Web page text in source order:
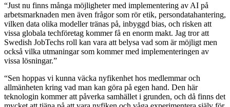
“Just nu finns många möjligheter med implementering av AI på
arbetsmarknaden men även frågor som rör etik, persondatahantering,
vilken data olika modeller tränas på, inbyggd bias, och risken att
vissa globala techföretag kommer få en enorm makt. Jag tror att
Swedish JobTechs roll kan vara att belysa vad som är möjligt men
också vilka utmaningar som kommer med implementeringen av
vissa lösningar.”
“Sen hoppas vi kunna väcka nyfikenhet hos medlemmar och
allmänheten kring vad man kan göra på egen hand. Den här
teknologin kommer att påverka samhället i grunden, och då finns det